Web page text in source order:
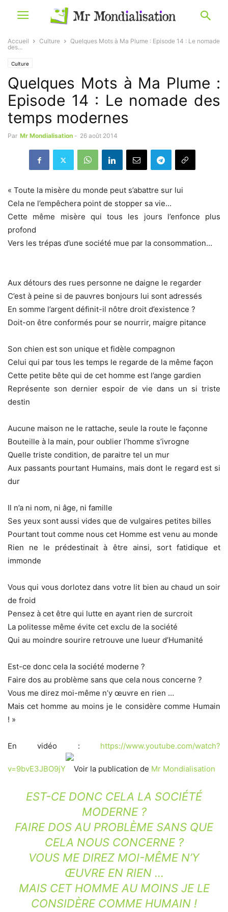
Accueil Culture
Quelques Mots à Ma Plume : Episode 14 : Le nomade
des...
Culture
Quelques Mots à Ma Plume :
Episode 14 : Le nomade des
temps modernes
Par Mr Mondialisation - 26 août 2014
« Toute la misère du monde peut s’abattre sur lui
Cela ne l’empêchera point de stopper sa vie…
Cette même misère qui tous les jours l’enfonce plus
profond
Vers les trépas d’une société mue par la consommation…
Aux détours des rues personne ne daigne le regarder
C’est à peine si de pauvres bonjours lui sont adressés
En somme l’argent définit-il nôtre droit d’existence ?
Doit-on être conformés pour se nourrir, maigre pitance
Son chien est son unique et fidèle compagnon
Celui qui par tous les temps le regarde de la même façon
Cette petite bête qui de cet homme est l’ange gardien
Représente son dernier espoir de vie dans un si triste
destin
Aucune maison ne le rattache, seule la route le façonne
Bouteille à la main, pour oublier l’homme s’ivrogne
Quelle triste condition, de paraitre tel un mur
Aux passants pourtant Humains, mais dont le regard est si
dur
Il n’a ni nom, ni âge, ni famille
Ses yeux sont aussi vides que de vulgaires petites billes
Pourtant tout comme nous cet Homme est venu au monde
Rien ne le prédestinait à être ainsi, sort fatidique et
immonde
Vous qui vous dorlotez dans votre lit bien au chaud un soir
de froid
Pensez à cet être qui lutte en ayant rien de surcroit
La politesse même évite cet exclu de la société
Qui au moindre sourire retrouve une lueur d’Humanité
Est-ce donc cela la société moderne ?
Faire dos au problème sans que cela nous concerne ?
Vous me direz moi-même n’y œuvre en rien …
Mais cet homme au moins je le considère comme Humain
! »
En vidéo : https://www.youtube.com/watch?
v=9bvE3JBO9jY Voir la publication de Mr Mondialisation
EST-CE DONC CELA LA SOCIÉTÉ
MODERNE ?
FAIRE DOS AU PROBLÈME SANS QUE
CELA NOUS CONCERNE ?
VOUS ME DIREZ MOI-MÊME N’Y
ŒUVRE EN RIEN …
MAIS CET HOMME AU MOINS JE LE
CONSIDÈRE COMME HUMAIN !